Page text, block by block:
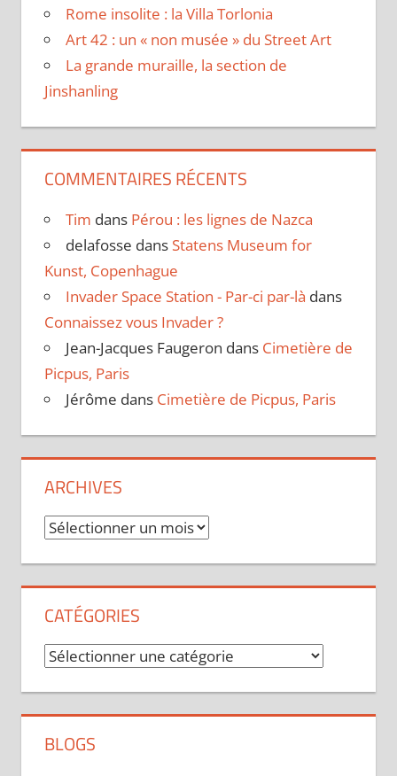
Rome insolite : la Villa Torlonia
Art 42 : un « non musée » du Street Art
La grande muraille, la section de
Jinshanling
COMMENTAIRES RÉCENTS
Tim dans Pérou : les lignes de Nazca
delafosse dans Statens Museum for
Kunst, Copenhague
Invader Space Station - Par-ci par-là dans
Connaissez vous Invader ?
Jean-Jacques Faugeron dans Cimetière de
Picpus, Paris
Jérôme dans Cimetière de Picpus, Paris
ARCHIVES
Archives
CATÉGORIES
Catégories
BLOGS